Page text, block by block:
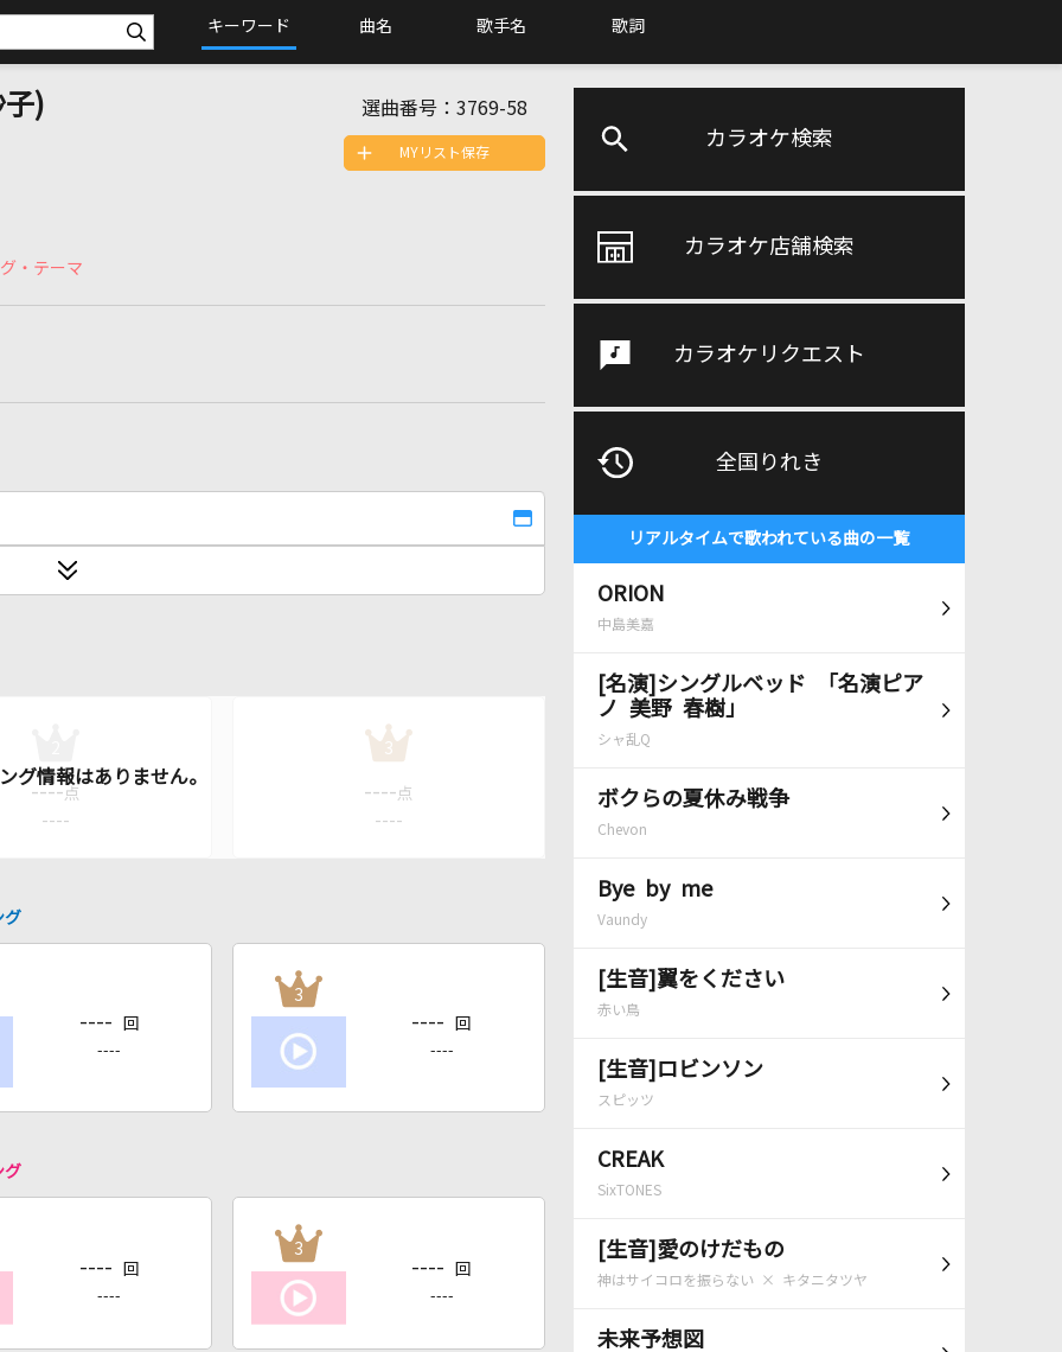
キーワード 曲名 歌手名 歌詞
カラオケ検索
カラオケ店舗検索
カラオケリクエスト
全国りれき
リアルタイムで歌われている曲の一覧
ORION
中島美嘉
[名演]シングルベッド 「名演ピア
ノ 美野 春樹」
シャ乱Q
ボクらの夏休み戦争
Chevon
Bye by me
Vaundy
[生音]翼をください
赤い鳥
[生音]ロビンソン
スピッツ
CREAK
SixTONES
[生音]愛のけだもの
神はサイコロを振らない × キタニタツヤ
未来予想図
) 選曲番号： 3769-58
・テーマ
MYリスト保存
---- 点
----
3
---- 点
----
グ
---- 回
----
3
---- 回
----
グ
---- 回
----
3
---- 回
----